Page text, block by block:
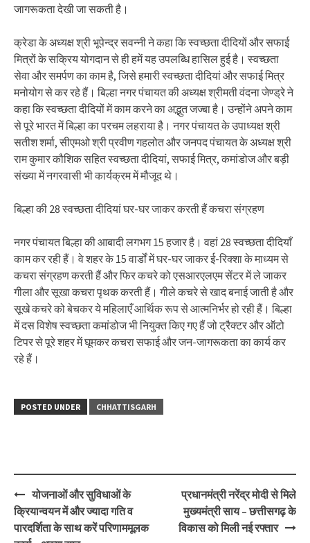
जागरूकता देखी जा सकती है।
क्रेडा के अध्यक्ष श्री भूपेन्द्र सवन्नी ने कहा कि स्वच्छता दीदियों और सफाई
मित्रों के सक्रिय योगदान से ही हमें यह उपलब्धि हासिल हुई है। स्वच्छता
सेवा और समर्पण का काम है, जिसे हमारी स्वच्छता दीदियां और सफाई मित्र
मनोयोग से कर रहे हैं। बिल्हा नगर पंचायत की अध्यक्ष श्रीमती वंदना जेण्ड्रे ने
कहा कि स्वच्छता दीदियों में काम करने का अद्भुत जज्बा है। उन्होंने अपने काम
से पूरे भारत में बिल्हा का परचम लहराया है। नगर पंचायत के उपाध्यक्ष श्री
सतीश शर्मा, सीएमओ श्री प्रवीण गहलोत और जनपद पंचायत के अध्यक्ष श्री
राम कुमार कौशिक सहित स्वच्छता दीदियां, सफाई मित्र, कमांडोज और बड़ी
संख्या में नगरवासी भी कार्यक्रम में मौजूद थे।
बिल्हा की 28 स्वच्छता दीदियां घर-घर जाकर करती हैं कचरा संग्रहण
नगर पंचायत बिल्हा की आबादी लगभग 15 हजार है। वहां 28 स्वच्छता दीदियाँ
काम कर रही हैं। वे शहर के 15 वार्डों में घर-घर जाकर ई-रिक्शा के माध्यम से
कचरा संग्रहण करती हैं और फिर कचरे को एसआरएलएम सेंटर में ले जाकर
गीला और सूखा कचरा पृथक करती हैं। गीले कचरे से खाद बनाई जाती है और
सूखे कचरे को बेचकर ये महिलाएँ आर्थिक रूप से आत्मनिर्भर हो रही हैं। बिल्हा
में दस विशेष स्वच्छता कमांडोज भी नियुक्त किए गए हैं जो ट्रैक्टर और ऑटो
टिपर से पूरे शहर में घूमकर कचरा सफाई और जन-जागरूकता का कार्य कर
रहे हैं।
POSTED UNDER CHHATTISGARH
Post
navigation
योजनाओं और सुविधाओं के
क्रियान्वयन में और ज्यादा गति व
पारदर्शिता के साथ करें परिणाममूलक
प्रधानमंत्री नरेंद्र मोदी से मिले
मुख्यमंत्री साय – छत्तीसगढ़ के
विकास को मिली नई रफ्तार